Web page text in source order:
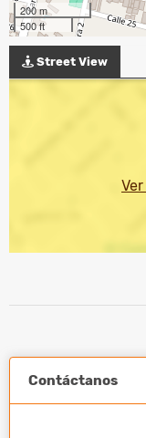
200 m
500 ft
Street View
Contáctanos